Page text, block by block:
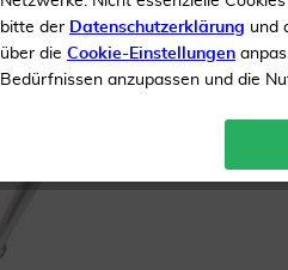
bitte der Datenschutzerklärung und
über die Cookie-Einstellungen
Bedürfnissen anzupassen und die